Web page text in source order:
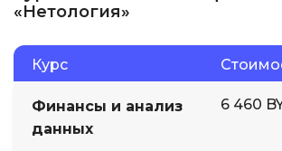
«Нетология»
Курс
Финансы и анализ
данных
6 460